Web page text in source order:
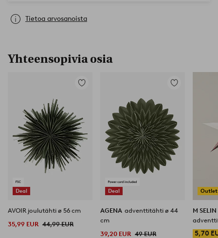
Tietoa arvosanoista
Yhteensopivia osia
Deal
Lisää
AVOIR joulutähti ø 56 cm
35,99 EUR 44,99 EUR
Deal
Lisää
AGENA adventtitähti ø 44
cm
39,20 EUR 49 EUR
Outlet
M SELIN
5,70